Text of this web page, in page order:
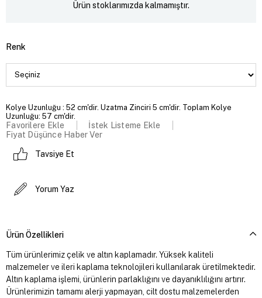
Ürün stoklarımızda kalmamıştır.
Renk
Kolye Uzunluğu : 52 cm'dir. Uzatma Zinciri 5 cm'dir. Toplam Kolye
Uzunluğu: 57 cm'dir.
Favorilere Ekle
İstek Listeme Ekle
Fiyat Düşünce Haber Ver
Tavsiye Et
Yorum Yaz
Ürün Özellikleri
Tüm ürünlerimiz çelik ve altın kaplamadır. Yüksek kaliteli
malzemeler ve ileri kaplama teknolojileri kullanılarak üretilmektedir.
Altın kaplama işlemi, ürünlerin parlaklığını ve dayanıklılığını artırır.
Ürünlerimizin tamamı alerji yapmayan, cilt dostu malzemelerden